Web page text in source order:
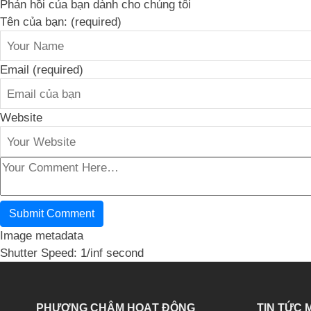
Phản hồi của bạn dành cho chúng tôi
Tên của bạn: (required)
Email (required)
Website
Image metadata
Shutter Speed: 1/inf second
PHƯƠNG CHÂM HOẠT ĐỘNG TIN TỨC